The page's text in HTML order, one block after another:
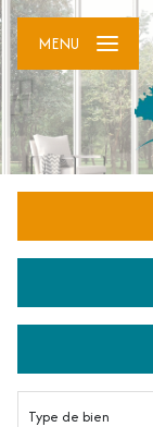
MENU
De l'immo pro
Type de bien